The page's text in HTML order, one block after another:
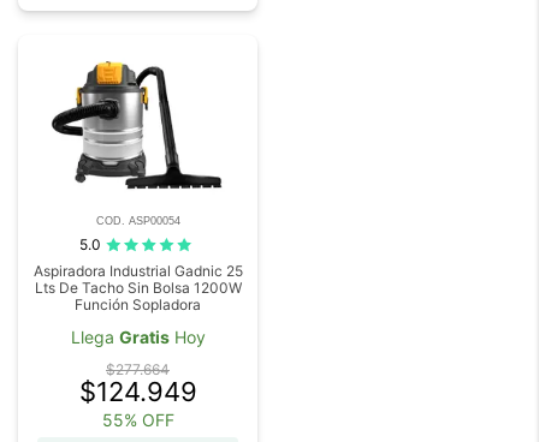
COD. ASP00054
5.0
Aspiradora Industrial Gadnic 25
Lts De Tacho Sin Bolsa 1200W
Función Sopladora
Llega GratisHoy
$277.664
$124.949
55% OFF